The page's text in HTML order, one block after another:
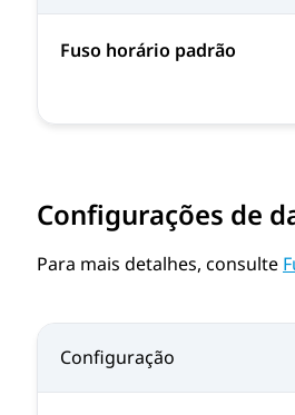
Fuso horário padrão
Configurações de
Para mais detalhes, consulte
Configuração